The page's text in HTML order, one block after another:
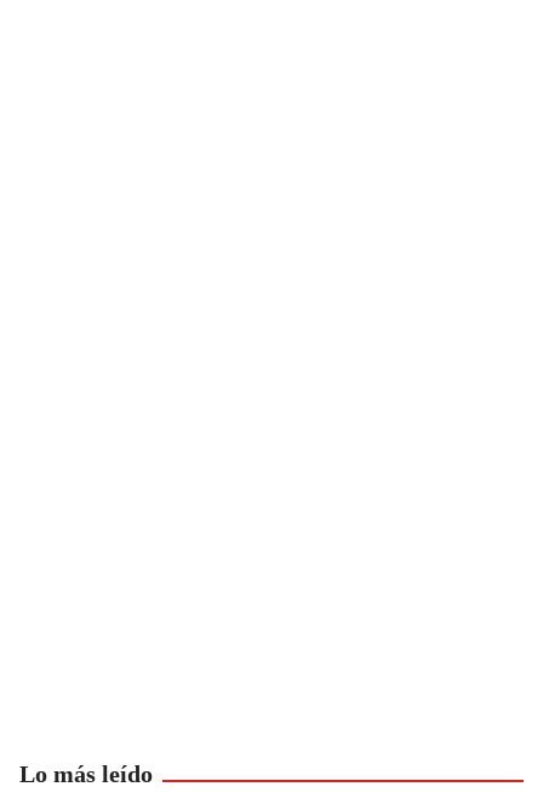
Lo más leído